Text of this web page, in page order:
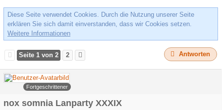
Diese Seite verwendet Cookies. Durch die Nutzung unserer Seite
erklären Sie sich damit einverstanden, dass wir Cookies setzen.
Weitere Informationen
Seite 1 von 2 2 Antworten
Arowa
Fortgeschrittener
nox somnia Lanparty XXXIX